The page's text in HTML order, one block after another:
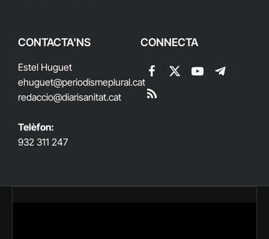
CONTACTA'NS
Estel Huguet
ehuguet@periodismeplural.cat
redaccio@diarisanitat.cat
Telèfon:
932 311 247
CONNECTA
Facebook
X
YouTubeTelegram
RSS